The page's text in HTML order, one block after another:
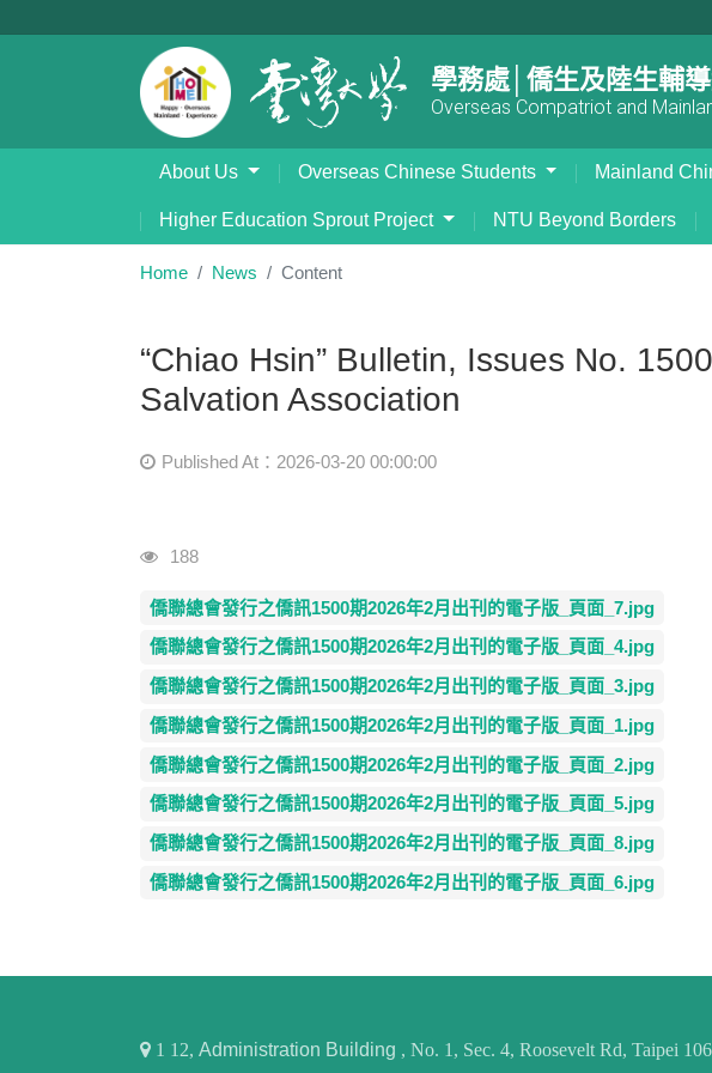
學務處│僑生及陸生輔
Overseas Compatriot and
About Us Overseas Chinese Students Mainland
Higher Education Sprout Project NTU Beyond Borders
Home News Content
“Chiao Hsin” Bulletin, Issues No.
Salvation Association
Published At：2026-03-20 00:00:00
Visits
188
僑聯總會發行之僑訊1500期2026年2月出刊的電子版_頁面_7.jpg
僑聯總會發行之僑訊1500期2026年2月出刊的電子版_頁面_4.jpg
僑聯總會發行之僑訊1500期2026年2月出刊的電子版_頁面_3.jpg
僑聯總會發行之僑訊1500期2026年2月出刊的電子版_頁面_1.jpg
僑聯總會發行之僑訊1500期2026年2月出刊的電子版_頁面_2.jpg
僑聯總會發行之僑訊1500期2026年2月出刊的電子版_頁面_5.jpg
僑聯總會發行之僑訊1500期2026年2月出刊的電子版_頁面_8.jpg
僑聯總會發行之僑訊1500期2026年2月出刊的電子版_頁面_6.jpg
1 12, Administration Building , No. 1, Sec. 4, Roosevelt Rd, Taipei